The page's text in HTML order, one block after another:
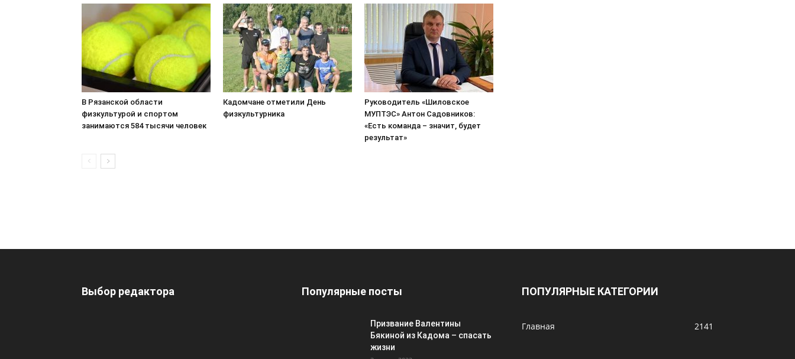
В Рязанской области
физкультурой и спортом
занимаются 584 тысячи человек
Кадомчане отметили День
физкультурника
Руководитель «Шиловское
МУПТЭС» Антон Садовников:
«Есть команда – значит, будет
результат»
Выбор редактора Популярные посты
Призвание Валентины
Бякиной из Кадома – спасать
жизни
ПОПУЛЯРНЫЕ КАТЕГОРИИ
Главная 2141